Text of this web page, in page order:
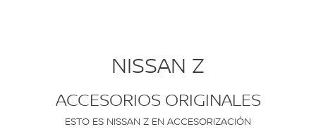
NISSAN Z
ACCESORIOS ORIGINALES
ESTO ES NISSAN Z EN ACCESORIZACIÓN